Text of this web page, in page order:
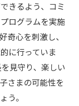
きるよう、コミ
ログラムを実施
奇心を刺激し、
に行っていま
見守り、楽しい
さまの可能性を
う。